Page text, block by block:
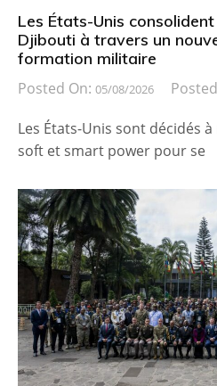
Les États-Unis
Djibouti à travers un
formation militaire
Posted On: 05/08/2026
Les États-Unis sont décidés
soft et smart power pour se